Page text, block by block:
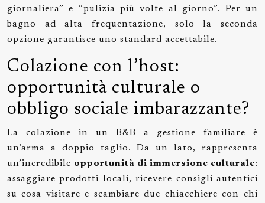
giornaliera” e “pulizia più volte al giorno”. Per un
bagno ad alta frequentazione, solo la seconda
opzione garantisce uno standard accettabile.
Colazione con l’host:
opportunità culturale o
obbligo sociale imbarazzante?
La colazione in un B&B a gestione familiare è
un’arma a doppio taglio. Da un lato, rappresenta
un’incredibile opportunità di immersione culturale:
assaggiare prodotti locali, ricevere consigli autentici
su cosa visitare e scambiare due chiacchiere con chi